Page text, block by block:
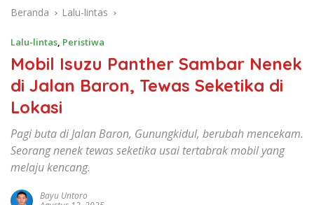
Beranda Lalu-lintas
Lalu-lintas, Peristiwa
Mobil Isuzu Panther Sambar Nenek
di Jalan Baron, Tewas Seketika di
Lokasi
Pagi buta di Jalan Baron, Gunungkidul, berubah mencekam.
Seorang nenek tewas seketika usai tertabrak mobil yang
melaju kencang.
Bayu Untoro